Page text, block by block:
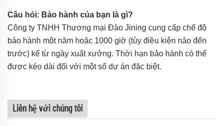
Câu hỏi: Bảo hành của bạn là gì?
Công ty TNHH Thương mại Đào Jining cung cấp chế độ
bảo hành một năm hoặc 1000 giờ (tùy điều kiện nào đến
trước) kể từ ngày xuất xưởng. Thời hạn bảo hành có thể
được kéo dài đối với một số dự án đặc biệt.
Liên hệ với chúng tôi